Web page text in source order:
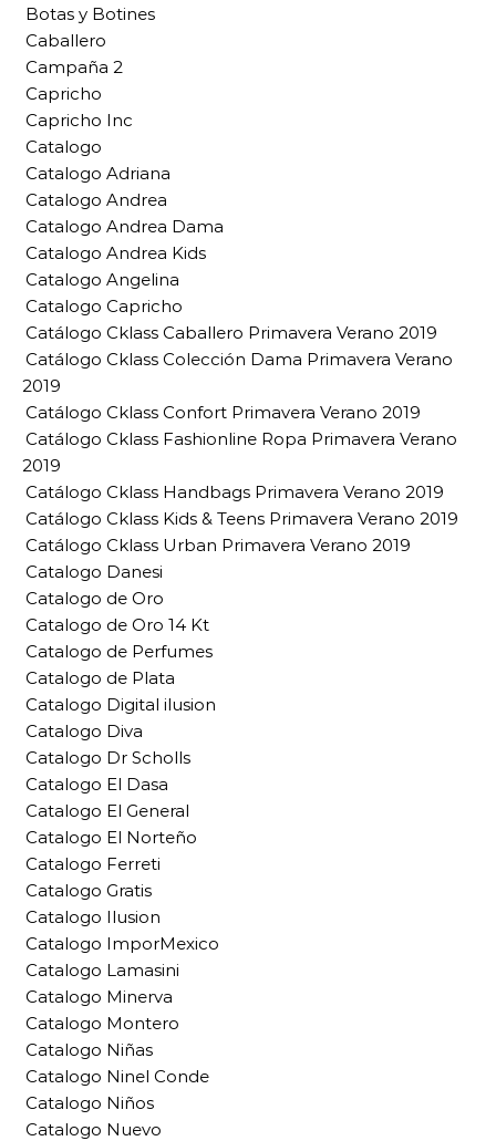
Botas y Botines
Caballero
Campaña 2
Capricho
Capricho Inc
Catalogo
Catalogo Adriana
Catalogo Andrea
Catalogo Andrea Dama
Catalogo Andrea Kids
Catalogo Angelina
Catalogo Capricho
Catálogo Cklass Caballero Primavera Verano 2019
Catálogo Cklass Colección Dama Primavera Verano
2019
Catálogo Cklass Confort Primavera Verano 2019
Catálogo Cklass Fashionline Ropa Primavera Verano
2019
Catálogo Cklass Handbags Primavera Verano 2019
Catálogo Cklass Kids & Teens Primavera Verano 2019
Catálogo Cklass Urban Primavera Verano 2019
Catalogo Danesi
Catalogo de Oro
Catalogo de Oro 14 Kt
Catalogo de Perfumes
Catalogo de Plata
Catalogo Digital ilusion
Catalogo Diva
Catalogo Dr Scholls
Catalogo El Dasa
Catalogo El General
Catalogo El Norteño
Catalogo Ferreti
Catalogo Gratis
Catalogo Ilusion
Catalogo ImporMexico
Catalogo Lamasini
Catalogo Minerva
Catalogo Montero
Catalogo Niñas
Catalogo Ninel Conde
Catalogo Niños
Catalogo Nuevo